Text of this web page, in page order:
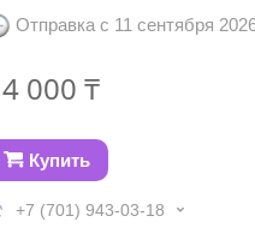
Отправка с 11 сентября
000 ₸
Купить
+7 (701) 943-03-18